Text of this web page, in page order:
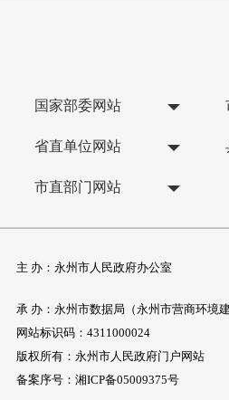
国家部委网站
省直单位网站
市直部门网站
主 办：永州市人民政府办公室
承 办：永州市数据局（永州市营商环境建
网站标识码：4311000024
版权所有：永州市人民政府门户网站
备案序号： 湘ICP备05009375号